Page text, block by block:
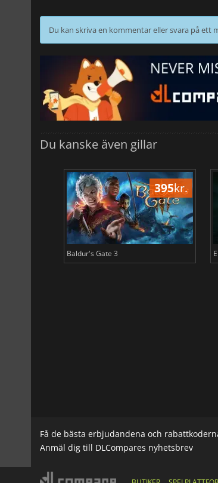
Du kan skriva en kommentar eller svara på ett
Du kanske även gillar
395kr.
Baldur's Gate 3
Få de bästa erbjudandena och
Anmäl dig till DLCompares nyhetsbrev